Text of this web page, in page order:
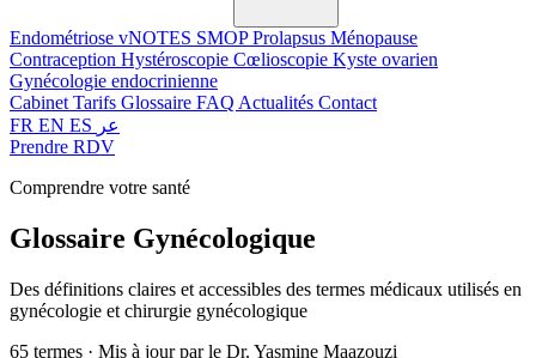
Endométriose vNOTES SMOPProlapsus Ménopause
Contraception Hystéroscopie Cœlioscopie Kyste ovarien
Gynécologie endocrinienne
Cabinet Tarifs Glossaire FAQ Actualités Contact
FR EN ES عر
Prendre RDV
Comprendre votre santé
Glossaire Gynécologique
Des définitions claires et accessibles des termes médicaux utilisés en
gynécologie et chirurgie gynécologique
65 termes · Mis à jour par le Dr. Yasmine Maazouzi